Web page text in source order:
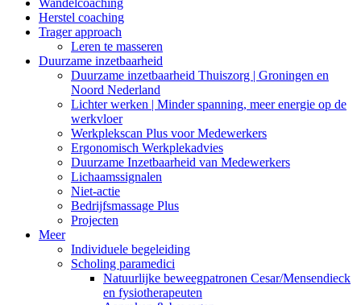
Herstel coaching
Trager approach
Leren te masseren
Duurzame inzetbaarheid
Duurzame inzetbaarheid Thuiszorg | Groningen en
Noord Nederland
Lichter werken | Minder spanning, meer energie op de
werkvloer
Werkplekscan Plus voor Medewerkers
Ergonomisch Werkplekadvies
Duurzame Inzetbaarheid van Medewerkers
Lichaamssignalen
Niet-actie
Bedrijfsmassage Plus
Projecten
Meer
Individuele begeleiding
Scholing paramedici
Natuurlijke beweegpatronen Cesar/Mensendieck
en fysiotherapeuten